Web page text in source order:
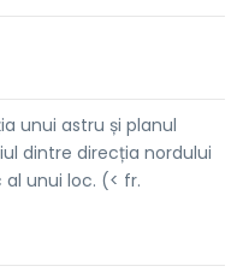
unui astru și planul
dintre direcția nordului
unui loc. (< fr.